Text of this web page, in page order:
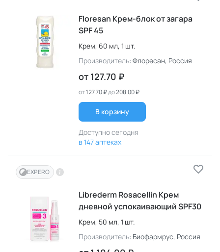
Floresan Крем-блок от загара
SPF 45
Крем, 60 мл, 1 шт.
Производитель: Флоресан, Россия
от 127.70 ₽
от127.70 ₽до208.00 ₽
В корзину
Доступно сегодня
в 147 аптеках
EXPERO
Librederm Rosacellin Крем
дневной успокаивающий SPF30
Крем, 50 мл, 1 шт.
Производитель: Биофармрус, Россия